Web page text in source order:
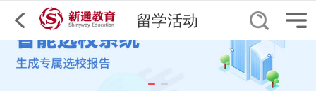
留学活动